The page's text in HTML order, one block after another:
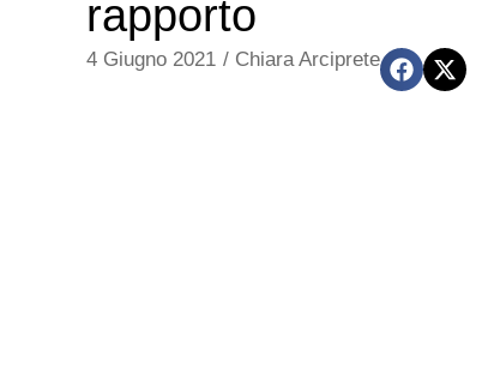
rapporto
4 Giugno 2021 / Chiara Arciprete